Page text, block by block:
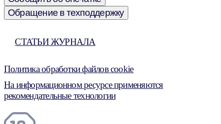
Обращение в техподдержку
СТАТЬИ ЖУРНАЛА
Политика обработки файлов cookie
На информационном ресурсе применяются
рекомендательные технологии